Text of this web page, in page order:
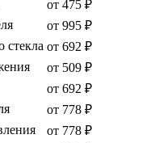
от 475 ₽
от 995 ₽
стекла от 692 ₽
от 509 ₽
от 692 ₽
от 778 ₽
от 778 ₽